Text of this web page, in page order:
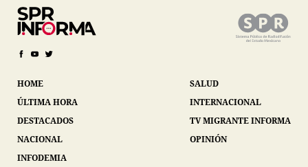
HOME
ÚLTIMA HORA
DESTACADOS
NACIONAL
INFODEMIA
SALUD
INTERNACIONAL
TV MIGRANTE INFORMA
OPINIÓN